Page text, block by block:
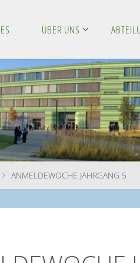
ÜBER UNS
ANMELDEWOCHE JAHRGANG 5